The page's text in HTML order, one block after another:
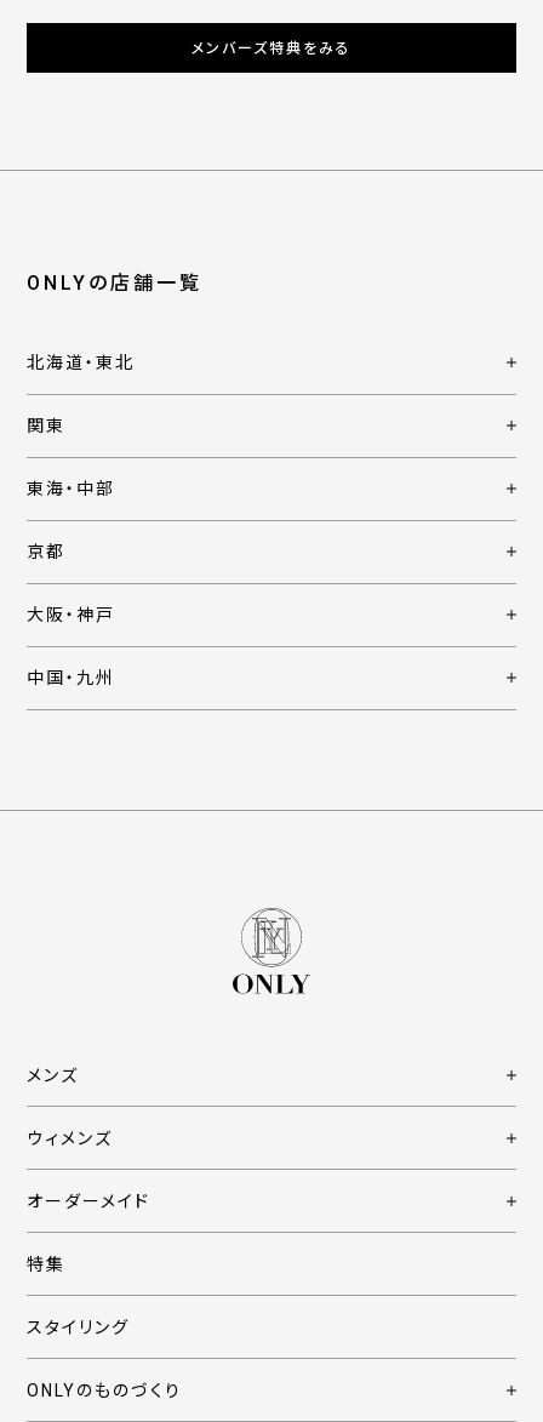
メンバーズ特典をみる
ONLYの店舗一覧
北海道・東北
関東
東海・中部
京都
大阪・神戸
中国・九州
メンズ
ウィメンズ
オーダーメイド
特集
スタイリング
ONLYのものづくり